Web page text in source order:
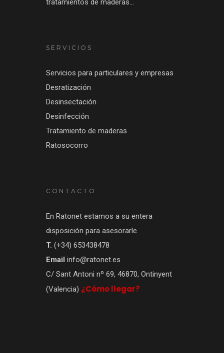
tratamientos de maderas...
SERVICIOS
Servicios para particulares y empresas
Desratización
Desinsectación
Desinfección
Tratamiento de maderas
Ratosocorro
CONTACTO
En Ratonet estamos a su entera
disposición para asesorarle.
T. (+34) 653438478
Email info@ratonet.es
C/ Sant Antoni nº 69, 46870, Ontinyent
(Valencia) ¿Cómo llegar?